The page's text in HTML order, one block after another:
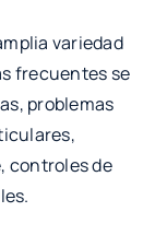
variedad
frecuentes se
problemas
controles de